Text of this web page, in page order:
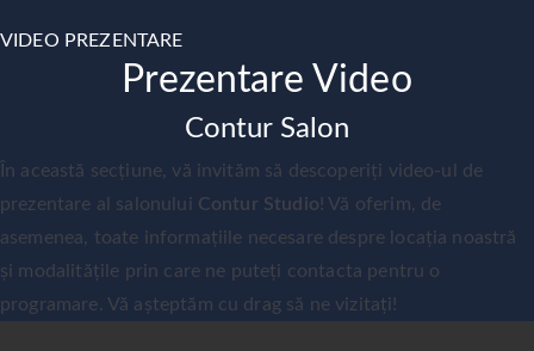
VIDEO PREZENTARE
Prezentare Video
Contur Salon
În această secțiune, vă invităm să descoperiți video-ul de
prezentare al salonului Contur Studio! Vă oferim, de
asemenea, toate informațiile necesare despre locația noastră
și modalitățile prin care ne puteți contacta pentru o
programare. Vă așteptăm cu drag să ne vizitați!